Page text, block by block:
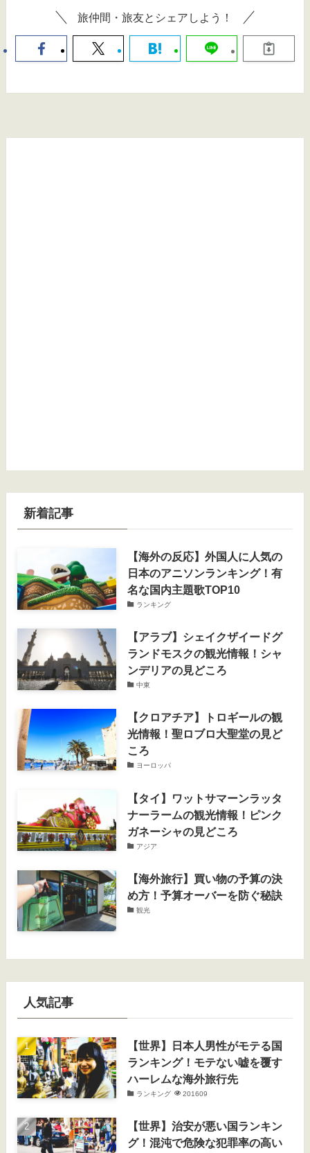
旅仲間・旅友とシェアしよう！
新着記事
【海外の反応】外国人に人気の
日本のアニソンランキング！有
名な国内主題歌TOP10
ランキング
【アラブ】シェイクザイードグ
ランドモスクの観光情報！シャ
ンデリアの見どころ
中東
【クロアチア】トロギールの観
光情報！聖ロブロ大聖堂の見ど
ころ
ヨーロッパ
【タイ】ワットサマーンラッタ
ナーラームの観光情報！ピンク
ガネーシャの見どころ
アジア
【海外旅行】買い物の予算の決
め方！予算オーバーを防ぐ秘訣
観光
人気記事
【世界】日本人男性がモテる国
ランキング！モテない嘘を覆す
ハーレムな海外旅行先
ランキング 201609
【世界】治安が悪い国ランキン
グ！混沌で危険な犯罪率の高い